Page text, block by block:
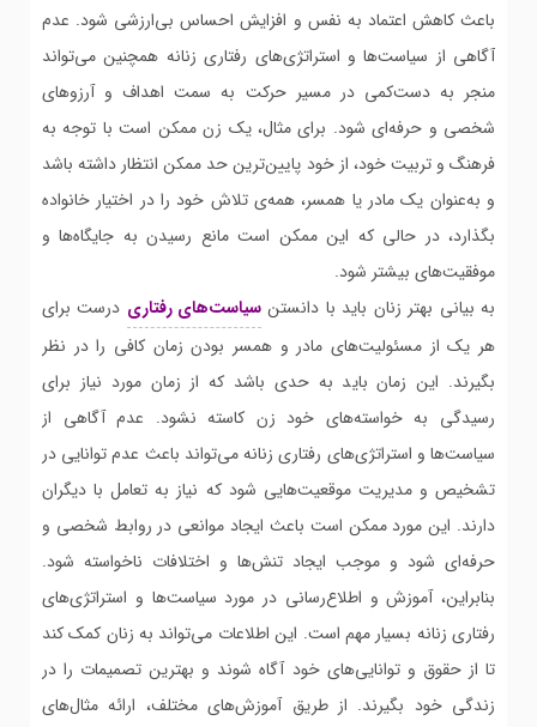
باعث کاهش اعتماد به نفس و افزایش احساس بی‌ارزشی شود. عدم
آگاهی از سیاست‌ها و استراتژی‌های رفتاری زنانه همچنین می‌تواند
منجر به دست‌کمی در مسیر حرکت به سمت اهداف و آرزوهای
شخصی و حرفه‌ای شود. برای مثال، یک زن ممکن است با توجه به
فرهنگ و تربیت خود، از خود پایین‌ترین حد ممکن انتظار داشته باشد
و به‌عنوان یک مادر یا همسر، همه‌ی تلاش خود را در اختیار خانواده
بگذارد، در حالی که این ممکن است مانع رسیدن به جایگاه‌ها و
موفقیت‌های بیشتر شود.
به بیانی بهتر زنان باید با دانستنسیاست‌های رفتاری درست برای
هر یک از مسئولیت‌های مادر و همسر بودن زمان کافی را در نظر
بگیرند. این زمان باید به حدی باشد که از زمان مورد نیاز برای
رسیدگی به خواسته‌های خود زن کاسته نشود. عدم آگاهی از
سیاست‌ها و استراتژی‌های رفتاری زنانه می‌تواند باعث عدم توانایی در
تشخیص و مدیریت موقعیت‌هایی شود که نیاز به تعامل با دیگران
دارند. این مورد ممکن است باعث ایجاد موانعی در روابط شخصی و
حرفه‌ای شود و موجب ایجاد تنش‌ها و اختلافات ناخواسته شود.
بنابراین، آموزش و اطلاع‌رسانی در مورد سیاست‌ها و استراتژی‌های
رفتاری زنانه بسیار مهم است. این اطلاعات می‌تواند به زنان کمک کند
تا از حقوق و توانایی‌های خود آگاه شوند و بهترین تصمیمات را در
زندگی خود بگیرند. از طریق آموزش‌های مختلف، ارائه مثال‌های